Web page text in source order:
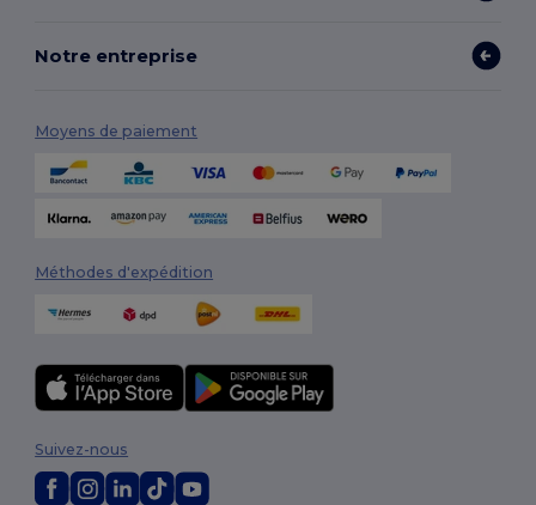
Notre entreprise
Moyens de paiement
Méthodes d'expédition
Suivez-nous